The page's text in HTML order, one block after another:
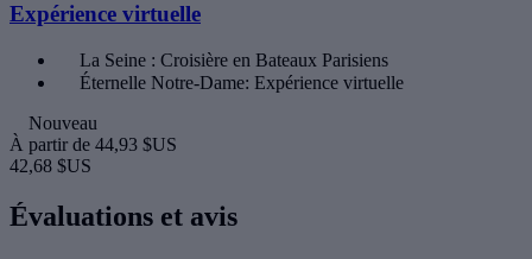
Expérience virtuelle
La Seine : Croisière en Bateaux Parisiens
Éternelle Notre-Dame: Expérience virtuelle
Nouveau
À partir de 44,93 $US
42,68 $US
Évaluations et avis